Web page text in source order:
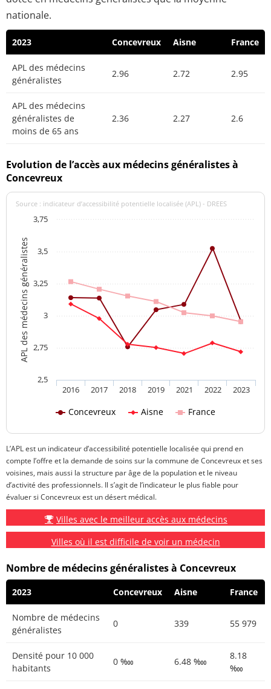
nationale.
2023 Concevreux Aisne France
APL des médecins
généralistes
2.96 2.72 2.95
APL des médecins
généralistes de
moins de 65 ans
2.36 2.27 2.6
Evolution de l’accès aux médecins généralistes à
Concevreux
APL des médecins généralistes
Source : indicateur d’accessibilité potentielle localisée (APL) - DREES
Concevreux Aisne France
2016 2017 2018 2019 2021 2022 2023
2,5
2,75
3
3,25
3,5
3,75
L’APL est un indicateur d’accessibilité potentielle localisée qui prend en
compte l’offre et la demande de soins sur la commune de Concevreux et ses
voisines, mais aussi la structure par âge de la population et le niveau
d’activité des professionnels. Il s’agit de l’indicateur le plus fiable pour
évaluer si Concevreux est un désert médical.
Villes avec le meilleur accès aux médecins
Villes où il est difficile de voir un médecin
Nombre de médecins généralistes à Concevreux
2023 Concevreux Aisne France
Nombre de médecins
généralistes
0 339 55 979
Densité pour 10 000
habitants
0 ‱ 6.48 ‱
8.18
‱